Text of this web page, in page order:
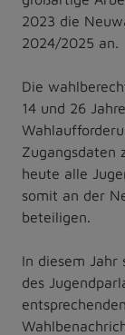
2023 die
2024/2025 an.
Die
14 und 26
Zugangsdaten
heute alle
somit an der
beteiligen.
In diesem Jahr
des